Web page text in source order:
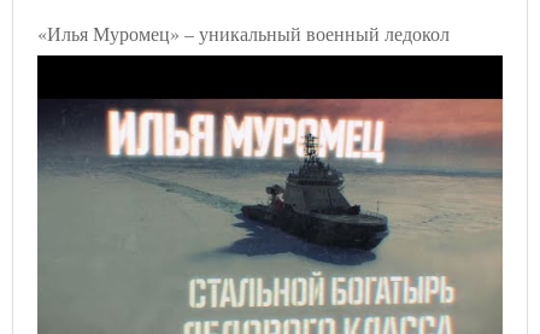
«Илья Муромец» – уникальный военный ледокол